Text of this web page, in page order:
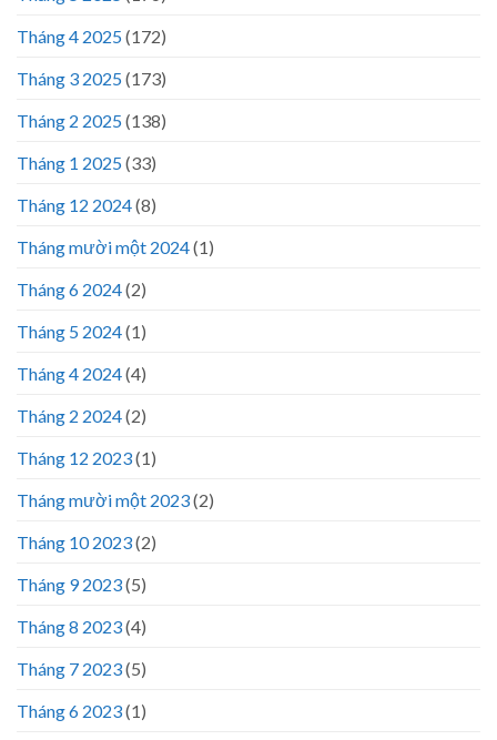
Tháng 4 2025(172)
Tháng 3 2025(173)
Tháng 2 2025(138)
Tháng 1 2025(33)
Tháng 12 2024(8)
Tháng mười một 2024(1)
Tháng 6 2024(2)
Tháng 5 2024(1)
Tháng 4 2024(4)
Tháng 2 2024(2)
Tháng 12 2023(1)
Tháng mười một 2023(2)
Tháng 10 2023(2)
Tháng 9 2023(5)
Tháng 8 2023(4)
Tháng 7 2023(5)
Tháng 6 2023(1)